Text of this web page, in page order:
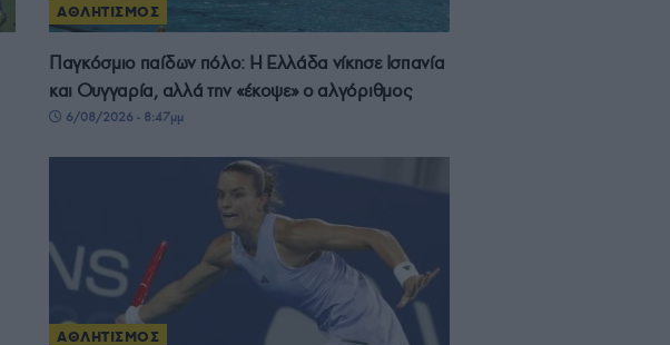
ΑΘΛΗΤΙΣΜΟΣ
Παγκόσμιο παίδων πόλο: Η Ελλάδα νίκησε Ισπανία
και Ουγγαρία, αλλά την «έκοψε» ο αλγόριθμος
6/08/2026 - 8:47μμ
ΑΘΛΗΤΙΣΜΟΣ